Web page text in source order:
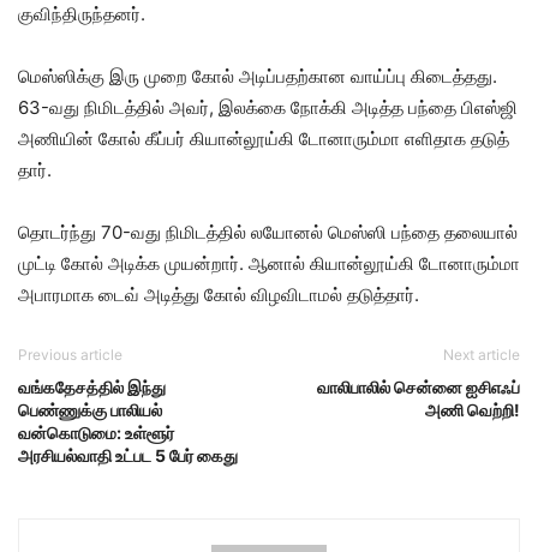
குவிந்​திருந்​தனர்.
மெஸ்​ஸிக்கு இரு முறை கோல் அடிப்​ப​தற்​கான வாய்ப்பு கிடைத்​தது.
63-வது நிமிடத்​தில் அவர், இலக்கை நோக்கி அடித்த பந்தை பிஎஸ்ஜி
அணி​யின் கோல் கீப்​பர் கியான்​லூய்கி டோனாரும்மா எளி​தாக தடுத்​
தார்.
தொடர்ந்து 70-வது நிமிடத்​தில் லயோனல் மெஸ்ஸி பந்தை தலை​யால்
முட்டி கோல் அடிக்க முயன்​றார். ஆனால் கியான்​லூய்கி டோனாரும்மா
அபார​மாக டைவ் அடித்​து கோல்​ விழ​வி​டா​மல்​ தடுத்​தார்​.
Previous article
வங்கதேசத்தில் இந்து
பெண்ணுக்கு பாலியல்
வன்கொடுமை: உள்ளூர்
அரசியல்வாதி உட்பட 5 பேர் கைது
Next article
வாலிபாலில் சென்னை ஐசிஎஃப்
அணி வெற்றி!